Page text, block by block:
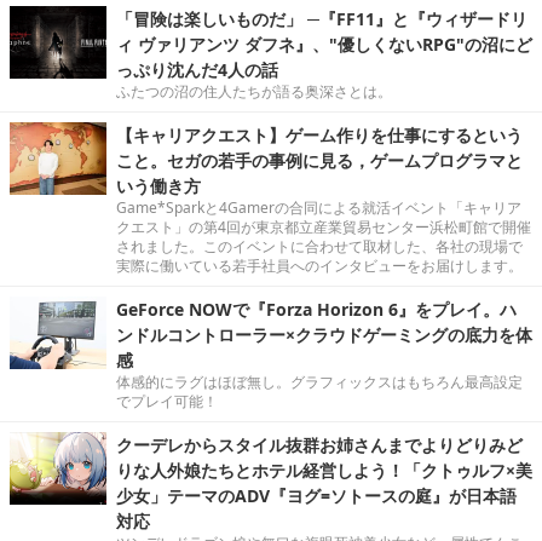
「冒険は楽しいものだ」 ─『FF11』と『ウィザードリ
ィ ヴァリアンツ ダフネ』、"優しくないRPG"の沼にど
っぷり沈んだ4人の話
ふたつの沼の住人たちが語る奥深さとは。
【キャリアクエスト】ゲーム作りを仕事にするという
こと。セガの若手の事例に見る，ゲームプログラマと
いう働き方
Game*Sparkと4Gamerの合同による就活イベント「キャリア
クエスト」の第4回が東京都立産業貿易センター浜松町館で開催
されました。このイベントに合わせて取材した、各社の現場で
実際に働いている若手社員へのインタビューをお届けします。
GeForce NOWで『Forza Horizon 6』をプレイ。ハ
ンドルコントローラー×クラウドゲーミングの底力を体
感
体感的にラグはほぼ無し。グラフィックスはもちろん最高設定
でプレイ可能！
クーデレからスタイル抜群お姉さんまでよりどりみど
りな人外娘たちとホテル経営しよう！「クトゥルフ×美
少女」テーマのADV『ヨグ=ソトースの庭』が日本語
対応